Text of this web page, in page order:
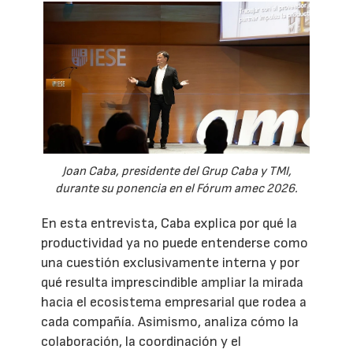
Joan Caba, presidente del Grup Caba y TMI,
durante su ponencia en el Fórum amec 2026.
En esta entrevista, Caba explica por qué la
productividad ya no puede entenderse como
una cuestión exclusivamente interna y por
qué resulta imprescindible ampliar la mirada
hacia el ecosistema empresarial que rodea a
cada compañía. Asimismo, analiza cómo la
colaboración, la coordinación y el